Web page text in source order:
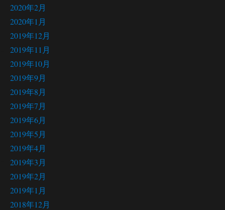
2020年2月
2020年1月
2019年12月
2019年11月
2019年10月
2019年9月
2019年8月
2019年7月
2019年6月
2019年5月
2019年4月
2019年3月
2019年2月
2019年1月
2018年12月